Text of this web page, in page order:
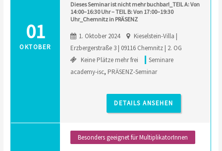
01
OKTOBER
Dieses Seminar ist nicht mehr buchbar!_TEIL A: Von
14:00–16:30 Uhr – TEIL B: Von 17:00–19:30
Uhr_Chemnitz in PRÄSENZ
1. Oktober 2024
Kieselstein-Villa |
Erzbergerstraße 3 | 09116 Chemnitz | 2. OG
Keine Plätze mehr frei
Seminare
academy-isc, PRÄSENZ-Seminar
DETAILS ANSEHEN
Besonders geeignet für MultiplikatorInnen